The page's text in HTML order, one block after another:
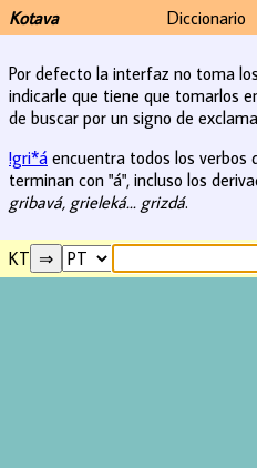
Kotava Diccionario
Por defecto la interfaz no toma
indicarle que tiene que tomarlos
de buscar por un signo de
!gri*á encuentra todos los verbos
terminan con "á", incluso los
gribavá, grieleká... grizdá.
KT